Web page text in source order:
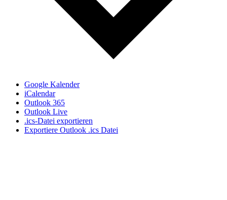
Google Kalender
iCalendar
Outlook 365
Outlook Live
.ics-Datei exportieren
Exportiere Outlook .ics Datei